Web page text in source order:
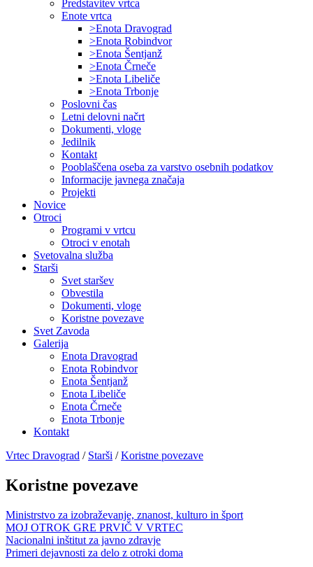
Predstavitev vrtca
Enote vrtca
>Enota Dravograd
>Enota Robindvor
>Enota Šentjanž
>Enota Črneče
>Enota Libeliče
>Enota Trbonje
Poslovni čas
Letni delovni načrt
Dokumenti, vloge
Jedilnik
Kontakt
Pooblaščena oseba za varstvo osebnih podatkov
Informacije javnega značaja
Projekti
Novice
Otroci
Programi v vrtcu
Otroci v enotah
Svetovalna služba
Starši
Svet staršev
Obvestila
Dokumenti, vloge
Koristne povezave
Svet Zavoda
Galerija
Enota Dravograd
Enota Robindvor
Enota Šentjanž
Enota Libeliče
Enota Črneče
Enota Trbonje
Kontakt
Vrtec Dravograd / Starši /Koristne povezave
Koristne povezave
Ministrstvo za izobraževanje, znanost, kulturo in šport
MOJ OTROK GRE PRVIČ V VRTEC
Nacionalni inštitut za javno zdravje
Primeri dejavnosti za delo z otroki doma